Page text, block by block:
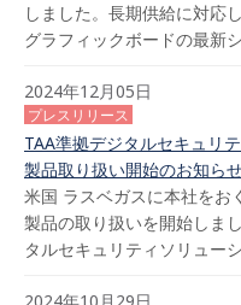
しました。長期供給に対応
グラフィックボードの最新
2024年12月05日
プレスリリース
TAA準拠デジタルセキュリ
製品取り扱い開始のお知ら
米国 ラスベガスに本社をお
製品の取り扱いを開始しま
タルセキュリティソリュー